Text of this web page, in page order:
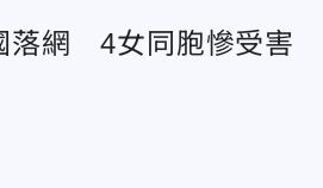
落網 4女同胞慘受害